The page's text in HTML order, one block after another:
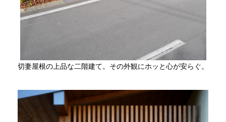
切妻屋根の上品な二階建て。その外観にホッと心が安らぐ。